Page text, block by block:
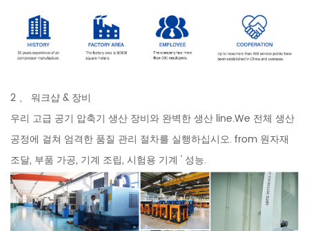
2 、 워크샵 & 장비
우리 고급 공기 압축기 생산 장비와 완벽한 생산 line.We 전체 생산
공정에 걸쳐 엄격한 품질 관리 절차를 실행하십시오. from 원자재
조달, 부품 가공, 기계 조립, 시험용 기계 ' 성능.